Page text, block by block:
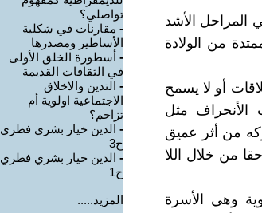
المراحل الأشد
من الولادة
أو لا يسمح
الأنحراف مثل
من أثر عميق
من خلال اللا
وهي الأسرة
تواصلي؟
- مقارنات في شكلية
الأساطير ومصدرها
- أسطورة الخلق الأولى
في الثقافات القديمة
- التدين والاخلاق
الاجتماعية اولوية أم
تزاحم؟
- الدين خيار بشري فطري
ح3
- الدين خيار بشري فطري
ح1
المزيد.....